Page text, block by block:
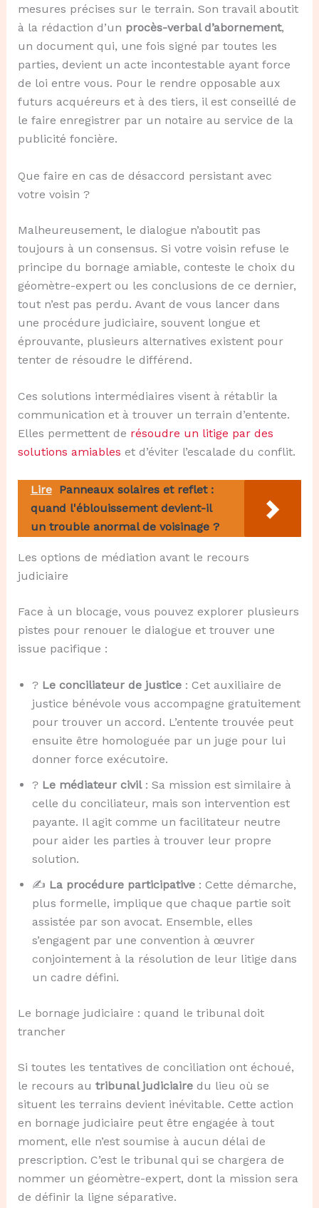
mesures précises sur le terrain. Son travail aboutit
à la rédaction d’un procès-verbal d’abornement,
un document qui, une fois signé par toutes les
parties, devient un acte incontestable ayant force
de loi entre vous. Pour le rendre opposable aux
futurs acquéreurs et à des tiers, il est conseillé de
le faire enregistrer par un notaire au service de la
publicité foncière.
Que faire en cas de désaccord persistant avec
votre voisin ?
Malheureusement, le dialogue n’aboutit pas
toujours à un consensus. Si votre voisin refuse le
principe du bornage amiable, conteste le choix du
géomètre-expert ou les conclusions de ce dernier,
tout n’est pas perdu. Avant de vous lancer dans
une procédure judiciaire, souvent longue et
éprouvante, plusieurs alternatives existent pour
tenter de résoudre le différend.
Ces solutions intermédiaires visent à rétablir la
communication et à trouver un terrain d’entente.
Elles permettent de résoudre un litige par des
solutions amiables et d’éviter l’escalade du conflit.
Lire Panneaux solaires et reflet :
quand l'éblouissement devient-il
un trouble anormal de voisinage ?
Les options de médiation avant le recours
judiciaire
Face à un blocage, vous pouvez explorer plusieurs
pistes pour renouer le dialogue et trouver une
issue pacifique :
?️ Le conciliateur de justice: Cet auxiliaire de
justice bénévole vous accompagne gratuitement
pour trouver un accord. L’entente trouvée peut
ensuite être homologuée par un juge pour lui
donner force exécutoire.
? Le médiateur civil: Sa mission est similaire à
celle du conciliateur, mais son intervention est
payante. Il agit comme un facilitateur neutre
pour aider les parties à trouver leur propre
solution.
✍️ La procédure participative: Cette démarche,
plus formelle, implique que chaque partie soit
assistée par son avocat. Ensemble, elles
s’engagent par une convention à œuvrer
conjointement à la résolution de leur litige dans
un cadre défini.
Le bornage judiciaire : quand le tribunal doit
trancher
Si toutes les tentatives de conciliation ont échoué,
le recours au tribunal judiciairedu lieu où se
situent les terrains devient inévitable. Cette action
en bornage judiciaire peut être engagée à tout
moment, elle n’est soumise à aucun délai de
prescription. C’est le tribunal qui se chargera de
nommer un géomètre-expert, dont la mission sera
de définir la ligne séparative.